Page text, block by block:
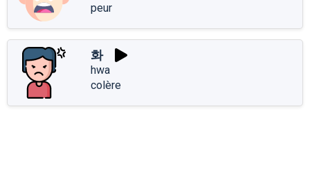
peur
화
hwa
colère